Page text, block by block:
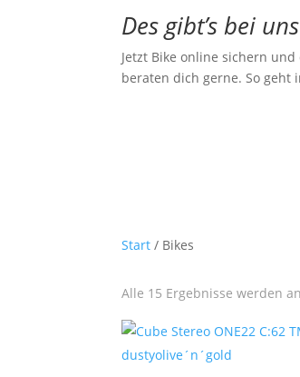
Des gibt’s bei
Jetzt Bike online sichern
beraten dich gerne. So geht
Start / Bikes
Alle 15 Ergebnisse werden